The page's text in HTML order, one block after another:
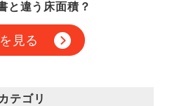
と違う床面積？
見る
カテゴリ